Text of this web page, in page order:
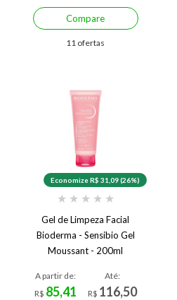
Compare
11 ofertas
Economize R$ 31,09 (26%)
★ ★ ★ ★ ★
Gel de Limpeza Facial
Bioderma - Sensibio Gel
Moussant - 200ml
A partir de:
R$ 85,41
Até:
R$ 116,50